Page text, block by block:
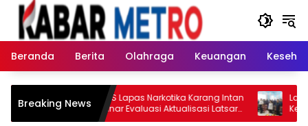
Langsung
konten
Beranda
Berita Olahraga Keuangan
Breaking NewsTujuh CPNS Lapas Narkotika Karang Intan
Ikuti Seminar Evaluasi Aktualisasi Latsar
Golongan II Tahun 2026
Lapas